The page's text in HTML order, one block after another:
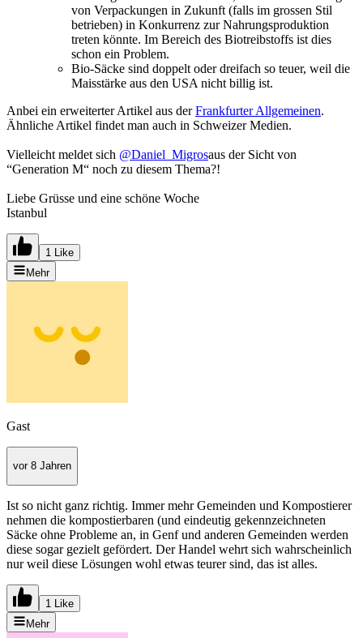
von Verpackungen in Zukunft (falls im grossen Stil
betrieben) in Konkurrenz zur Nahrungsproduktion
treten könnte. Im Bereich des Biotreibstoffs ist dies
schon ein Problem.
Bio-Säcke sind doppelt oder dreifach so teuer, weil die
Maisstärke aus den USA nicht billig ist.
Anbei ein erweiterter Artikel aus derFrankfurter Allgemeinen.
Ähnliche Artikel findet man auch in Schweizer Medien.
Vielleicht meldet sich @Daniel_Migrosaus der Sicht von
“Generation M“ noch zu diesem Thema?!
Liebe Grüsse und eine schöne Woche
Istanbul
1 Like
Mehr
Gast
vor 8 Jahren
Ist so nicht ganz richtig. Immer mehr Gemeinden und Kompostierer
nehmen die kompostierbaren (und eindeutig gekennzeichneten
Säcke ohne Probleme an, in Genf und anderen Gemeinden werden
diese sogar gezielt gefördert. Der Handel wehrt sich wahrscheinlich
nur weil diese Lösungen wohl etwas teurer sind, das ist alles.
1 Like
Mehr